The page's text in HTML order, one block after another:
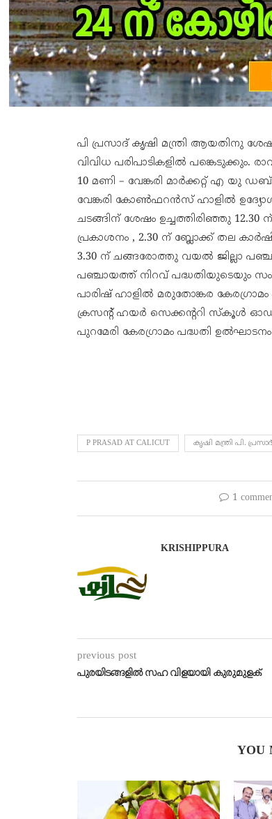
പി പ്രസാദ് കൃഷി മന്ത്രി ആയതിനു
വിവിധ പരിപാടികളിൽ പങ്കെടുക്കും.
10 മണി – വേങ്കരി മാർക്കറ്റ് എ യു
വേങ്കരി കോൺഫറൻസ് ഹാളിൽ
ചടങ്ങിന് ശേഷം ഉച്ചത്തിരിഞ്ഞു
പ്രകാശനം , 2.30 ന് ബ്ലോക്ക്‌ തല
3.30 ന് ചങ്ങരോത്തു വയൽ ജില്ലാ
പഞ്ചായത്ത് നിറവ് പദ്ധതിയുടെയും
പാരിഷ് ഹാളിൽ മരുതോങ്കര
ക്രസന്റ് ഹയർ സെക്കന്ററി സ്കൂൾ
പുറമേരി കേരഗ്രാമം പദ്ധതി
P PRASAD AT CALICUT കൃഷി മന്ത്രി പി.
1
KRISHIPPURA
previous post
പുരയിടങ്ങളിൽ സഹ വിളയായി കുരുമുളക്
YOU